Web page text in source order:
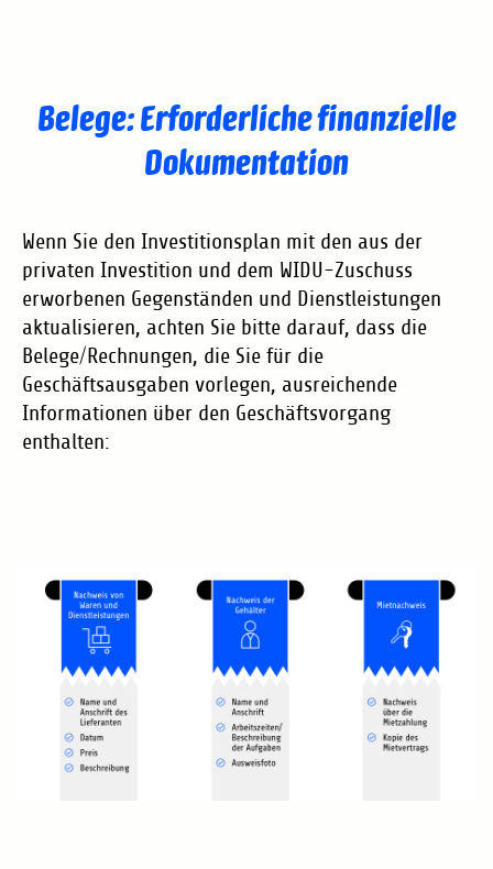
Belege: Erforderliche finanzielle
Dokumentation
Wenn Sie den Investitionsplan mit den aus der
privaten Investition und dem WIDU-Zuschuss
erworbenen Gegenständen und Dienstleistungen
aktualisieren, achten Sie bitte darauf, dass die
Belege/Rechnungen, die Sie für die
Geschäftsausgaben vorlegen, ausreichende
Informationen über den Geschäftsvorgang
enthalten: